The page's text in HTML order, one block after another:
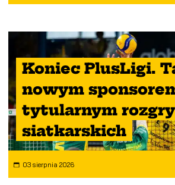
Koniec PlusLigi.
nowym
tytularnym
siatkarskich
03 sierpnia 2026